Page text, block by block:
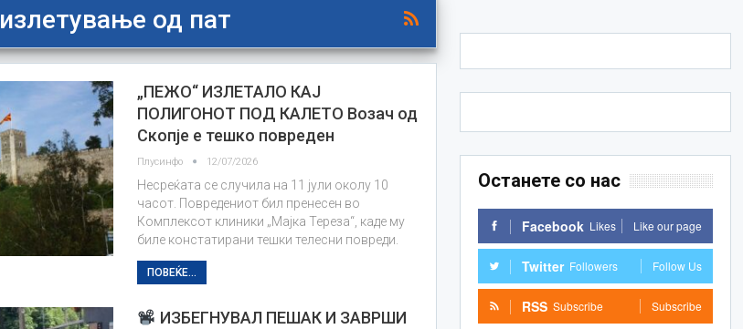
излетување од пат
„ПЕЖО“ ИЗЛЕТАЛО КАЈ
ПОЛИГОНОТ ПОД КАЛЕТО Возач од
Скопје е тешко повреден
Плусинфо 12/07/2026
Несреќата се случила на 11 јули околу 10
часот. Повредениот бил пренесен во
Комплексот клиники „Мајка Тереза“, каде му
биле констатирани тешки телесни повреди.
ПОВЕЌЕ...
ИЗБЕГНУВАЛ ПЕШАК И ЗАВРШИ
Останете со нас
Facebook Likes Like our page
Twitter Followers Follow Us
RSS Subscribe Subscribe